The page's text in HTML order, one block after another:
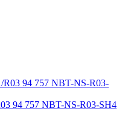
94 757 NBT-NS-R03-SH4